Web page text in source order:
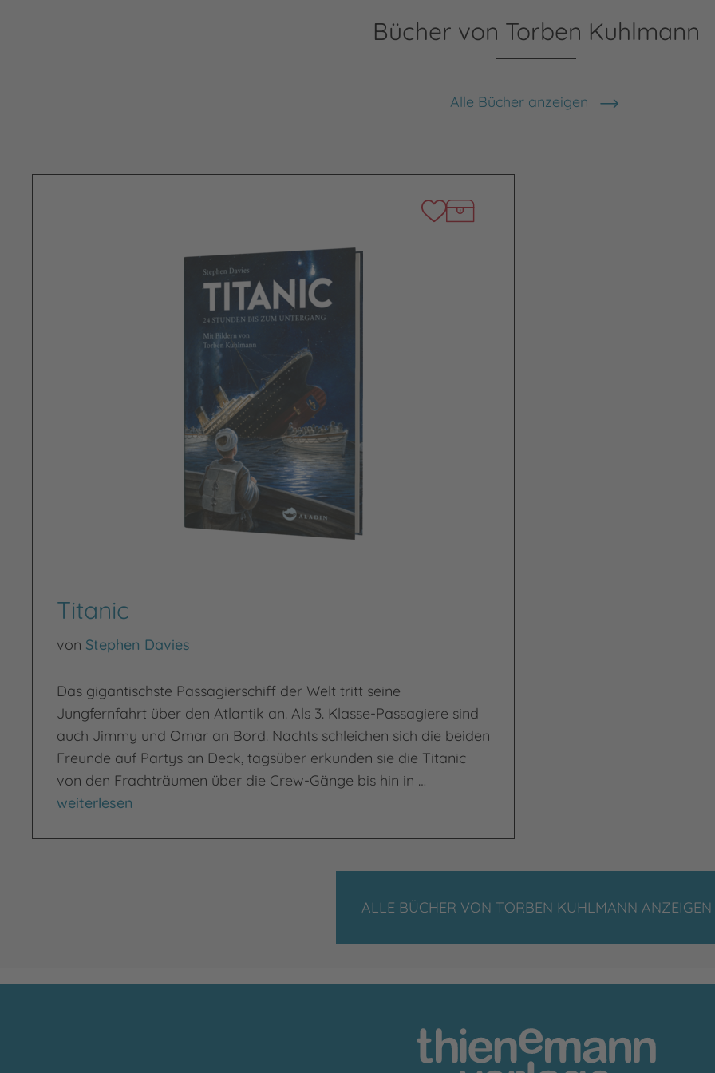
Bücher von Torben Kuhlmann
Alle Bücher anzeigen
Titanic
von Stephen Davies
Das gigantischste Passagierschiff der Welt tritt seine
Jungfernfahrt über den Atlantik an. Als 3. Klasse-Passagiere sind
auch Jimmy und Omar an Bord. Nachts schleichen sich die beiden
Freunde auf Partys an Deck, tagsüber erkunden sie die Titanic
von den Frachträumen über die Crew-Gänge bis hin in …
Titanic
weiterlesen
ALLE BÜCHER VON TORBEN KUHLMANN ANZEIGEN